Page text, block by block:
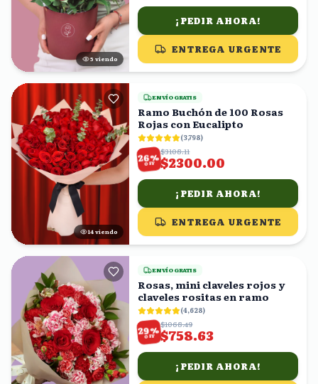
6 viendo
¡PEDIR AHORA!
ENTREGA URGENTE
13 viendo
ENVÍO GRATIS
Ramo Buchón de 100 Rosas
Rojas con Eucalipto
(3,798)
26%
OFF
$3108.11
$2300.00
¡PEDIR AHORA!
ENTREGA URGENTE
ENVÍO GRATIS
Rosas, mini claveles rojos y
claveles rositas en ramo
(4,628)
29%
OFF
$1068.49
$758.63
¡PEDIR AHORA!